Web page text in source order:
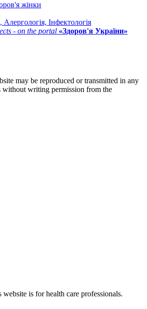
жінки
Алергологія, Інфектологія
- on the portal «Здоров'я України»
may be reproduced or transmitted in any
without writing permission from the
is for health care professionals.